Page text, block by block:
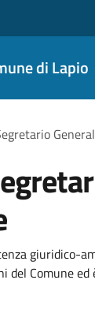
di Lapio
pane
giuridico-
del Comune ed